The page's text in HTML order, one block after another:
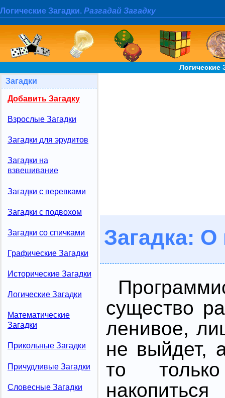
Логические Загадки. Разгадай Загадку
Логические
Загадки
Добавить Загадку
Взрослые Загадки
Загадки для эрудитов
Загадки на
взвешивание
Загадки с веревками
Загадки с подвохом
Загадки со спичками
Графические Загадки
Исторические Загадки
Логические Загадки
Математические
Загадки
Прикольные Загадки
Причудливые Загадки
Словесные Загадки
Загадка:
существо
ленивое,
не выйдет,
то